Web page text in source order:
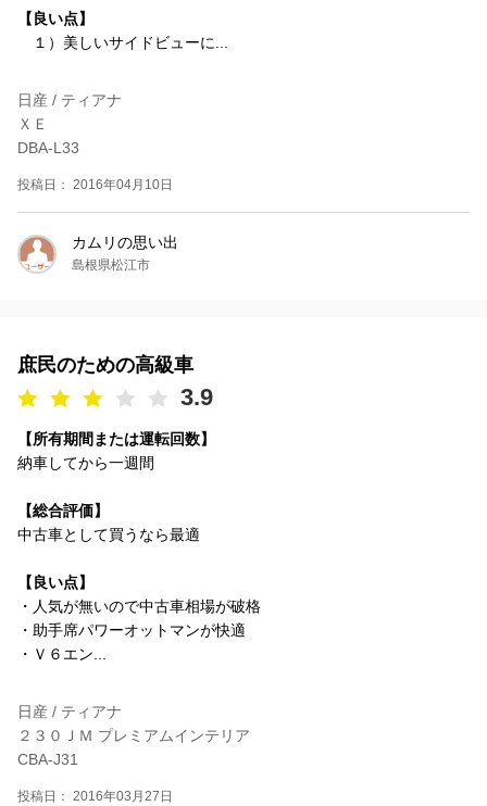
【良い点】
１）美しいサイドビューに...
日産 / ティアナ
ＸＥ
DBA-L33
投稿日： 2016年04月10日
カムリの思い出
島根県松江市
庶民のための高級車
3.9
【所有期間または運転回数】
納車してから一週間
【総合評価】
中古車として買うなら最適
【良い点】
・人気が無いので中古車相場が破格
・助手席パワーオットマンが快適
・Ｖ６エン...
日産 / ティアナ
２３０ＪＭ プレミアムインテリア
CBA-J31
投稿日： 2016年03月27日